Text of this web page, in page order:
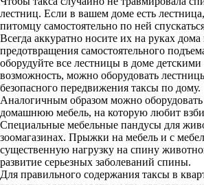
лестниц. Если в вашем доме есть
питомцу самостоятельно по ней
Всегда аккуратно носите их на руках
предотвращения самостоятельного
оборудуйте все лестницы в доме
возможность, можно оборудовать
безопасного передвижения таксы по дому.
Аналогичным образом можно
домашнюю мебель, на которую любит
Специальные мебельные пандусы для
зоомагазинах. Прыжки на мебель и с
существенную нагрузку на спину
развитие серьезных заболеваний спины.
Для правильного содержания таксы в